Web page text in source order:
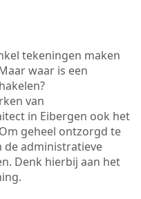
tekeningen maken
waar is een
van
in Eibergen ook het
geheel ontzorgd te
administratieve
Denk hierbij aan het